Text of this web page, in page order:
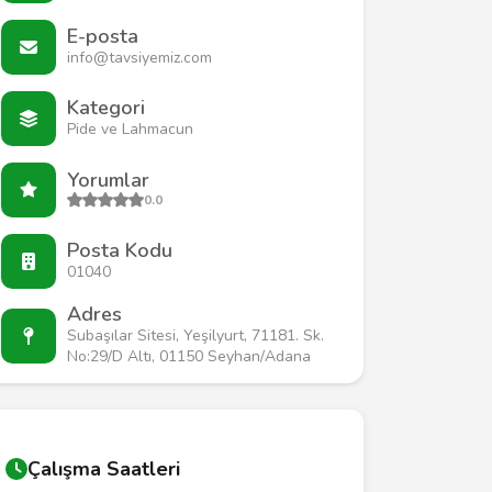
E-posta
info@tavsiyemiz.com
Kategori
Pide ve Lahmacun
Yorumlar
0.0
Posta Kodu
01040
Adres
Subaşılar Sitesi, Yeşilyurt, 71181. Sk.
No:29/D Altı, 01150 Seyhan/Adana
Çalışma Saatleri